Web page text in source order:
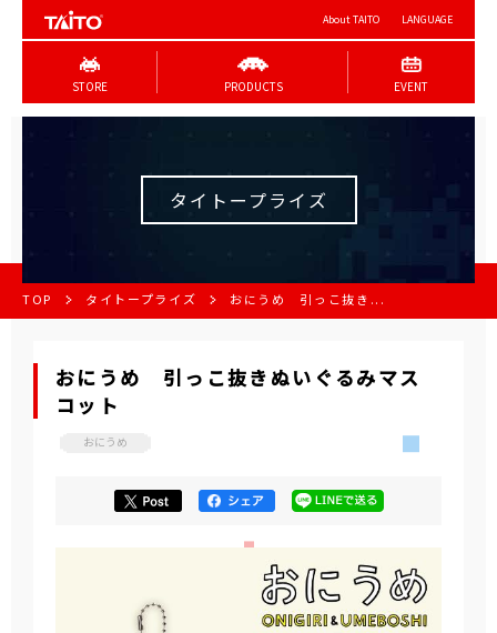
About TAITO LANGUAGE
STORE PRODUCTS EVENT
タイトープライズ
TOP タイトープライズ おにうめ 引っこ抜き...
おにうめ 引っこ抜きぬいぐるみマス
コット
おにうめ